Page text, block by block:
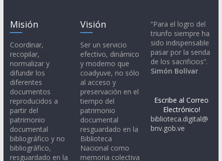
Misión
Coordinar,
recopilar,
normalizar y
difundir los
diferentes
documentos
reproducidos a
partir del
patrimonio
documental
bibliográfico y no
bibliográfico,
resguardado en la
Visión
Ser un servicio
efectivo, dinámico
y moderno que
coadyuve, no sólo
al acceso y
preservación en el
tiempo del
patrimonio
documental
resguardado en la
Biblioteca
Nacional como
memoria colectiva
“Para el logro del
triunfo siempre ha
sido indispensable
pasar por la senda
de los sacrificios”.
Simón Bolívar
Escribe al Correo
Electrónico!
biblioteca.digital@
bnv.gob.ve